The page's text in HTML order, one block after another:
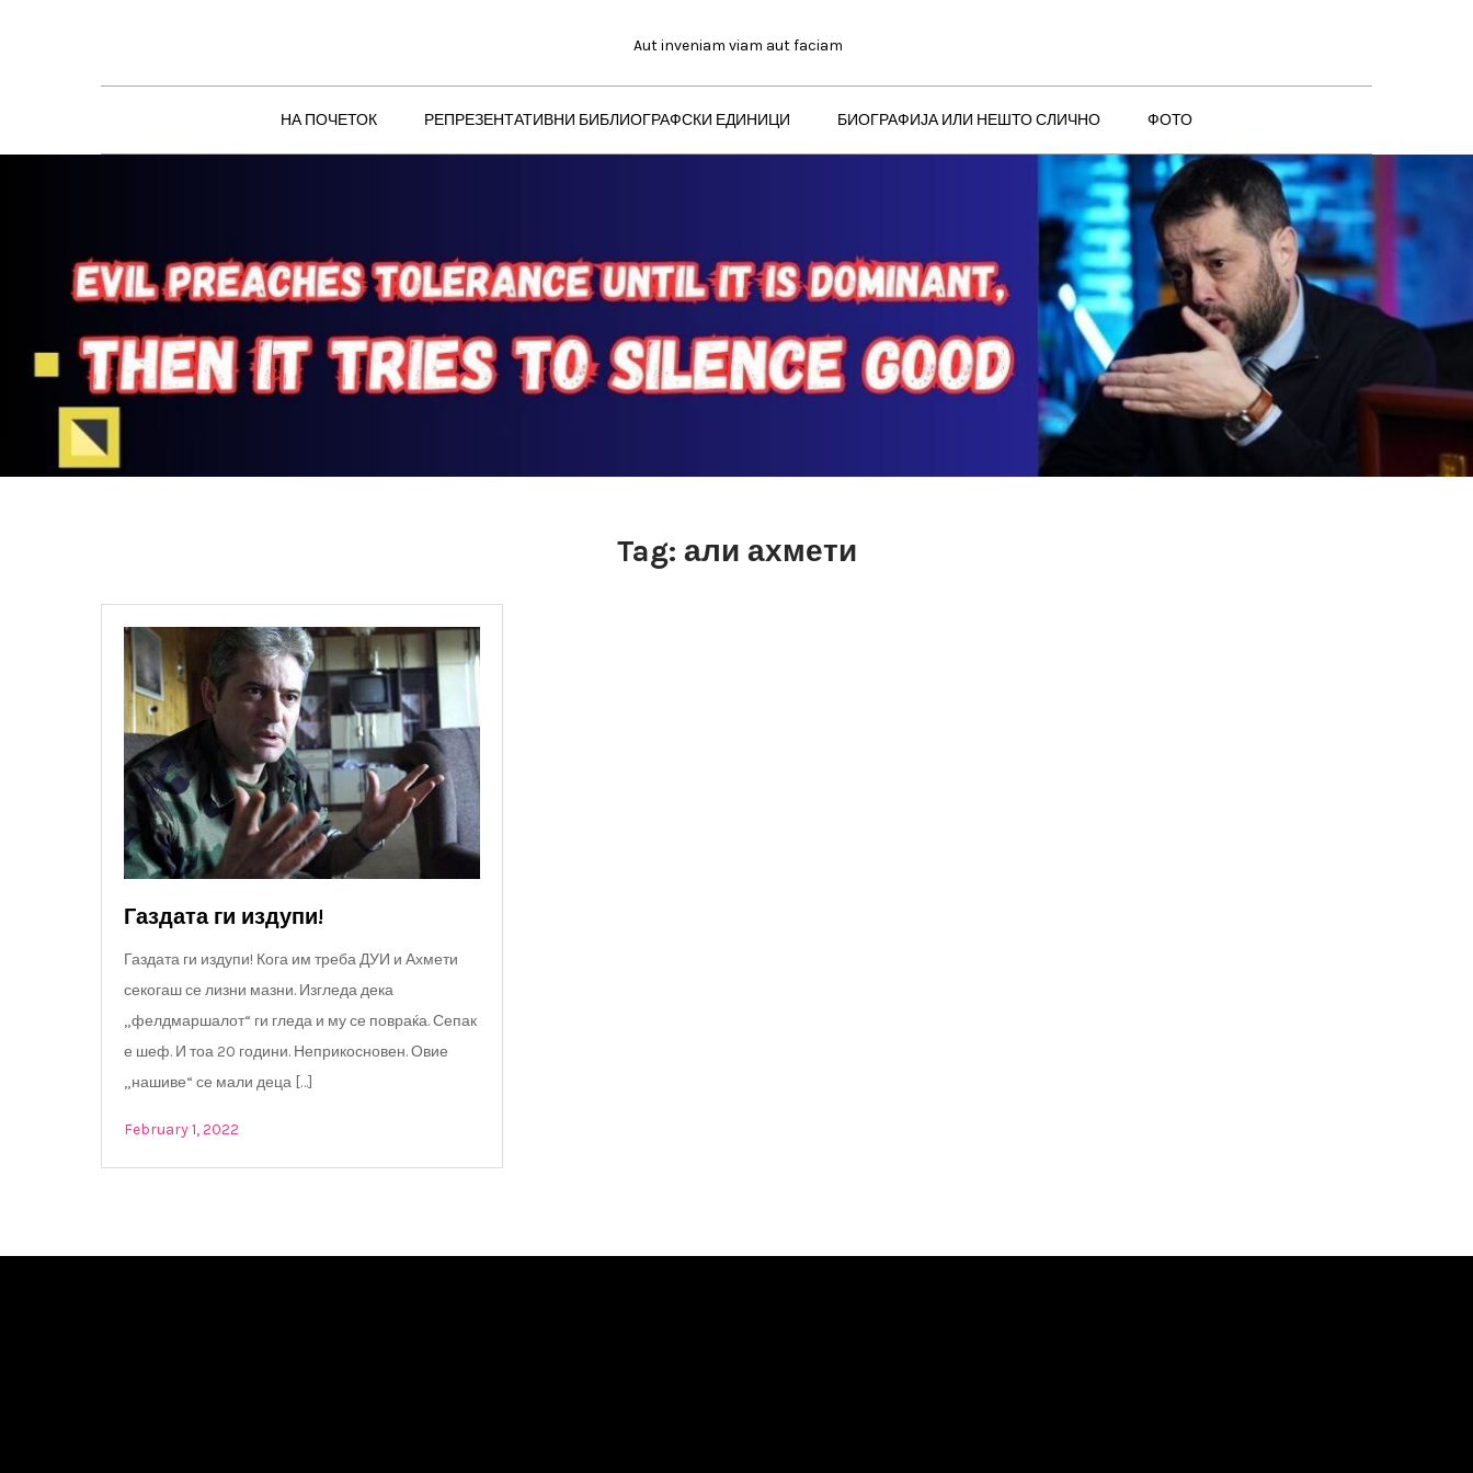
Aut inveniam viam aut faciam
НА ПОЧЕТОК РЕПРЕЗЕНТАТИВНИ БИБЛИОГРАФСКИ ЕДИНИЦИ БИОГРАФИЈА ИЛИ НЕШТО СЛИЧНО ФОТО
Tag: али ахмети
Газдата ги издупи!
Газдата ги издупи! Кога им треба ДУИ и Ахмети
секогаш се лизни мазни. Изгледа дека
„фелдмаршалот“ ги гледа и му се повраќа. Сепак
е шеф. И тоа 20 години. Неприкосновен. Овие
„нашиве“ се мали деца […]
February 1, 2022